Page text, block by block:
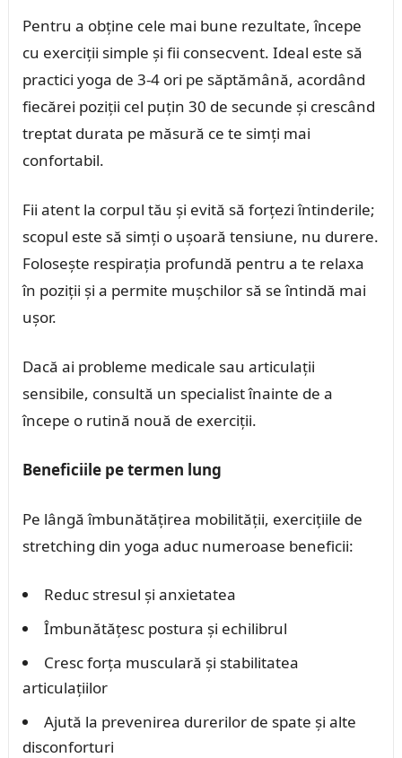
Pentru a obține cele mai bune rezultate, începe
cu exerciții simple și fii consecvent. Ideal este să
practici yoga de 3-4 ori pe săptămână, acordând
fiecărei poziții cel puțin 30 de secunde și crescând
treptat durata pe măsură ce te simți mai
confortabil.
Fii atent la corpul tău și evită să forțezi întinderile;
scopul este să simți o ușoară tensiune, nu durere.
Folosește respirația profundă pentru a te relaxa
în poziții și a permite mușchilor să se întindă mai
ușor.
Dacă ai probleme medicale sau articulații
sensibile, consultă un specialist înainte de a
începe o rutină nouă de exerciții.
Beneficiile pe termen lung
Pe lângă îmbunătățirea mobilității, exercițiile de
stretching din yoga aduc numeroase beneficii:
Reduc stresul și anxietatea
Îmbunătățesc postura și echilibrul
Cresc forța musculară și stabilitatea
articulațiilor
Ajută la prevenirea durerilor de spate și alte
disconforturi